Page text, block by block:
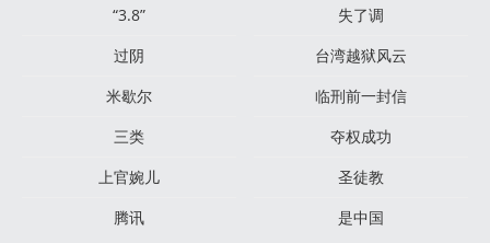
“3.8”
失了调
过阴
台湾越狱风云
米歇尔
临刑前一封信
三类
夺权成功
上官婉儿
圣徒教
腾讯
是中国